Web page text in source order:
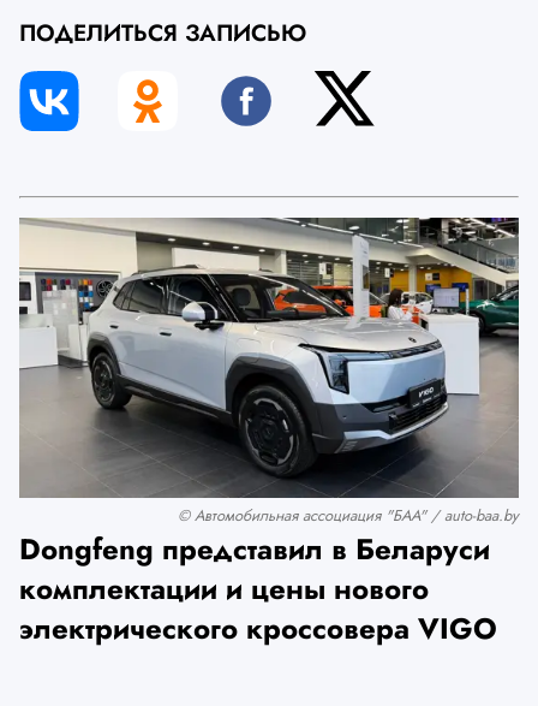
ПОДЕЛИТЬСЯ ЗАПИСЬЮ
© Автомобильная ассоциация "БАА" / auto-baa.by
Dongfeng представил в Беларуси
комплектации и цены нового
электрического кроссовера VIGO